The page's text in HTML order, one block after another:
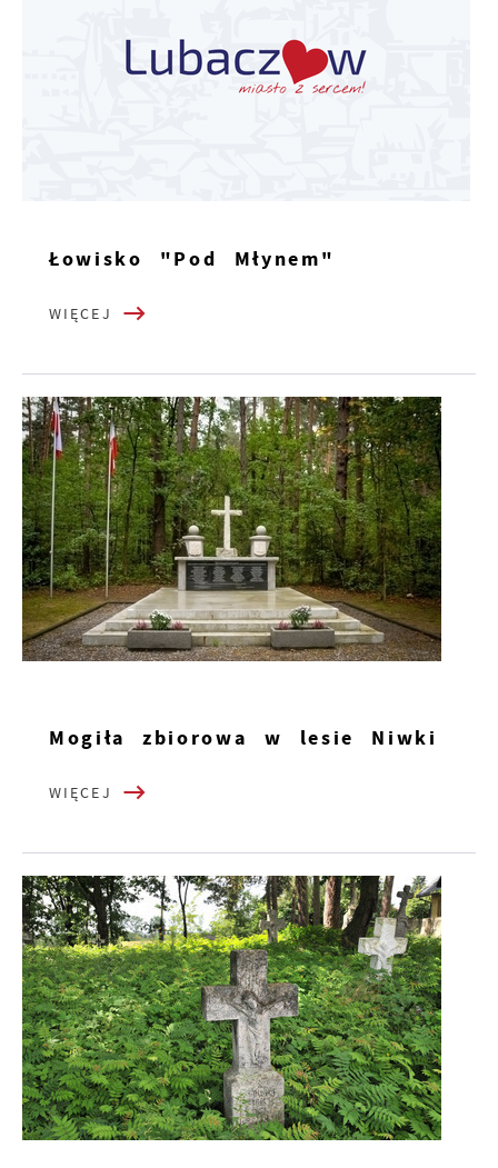
Łowisko "Pod Młynem"
WIĘCEJ
Mogiła zbiorowa w lesie Niwki
WIĘCEJ